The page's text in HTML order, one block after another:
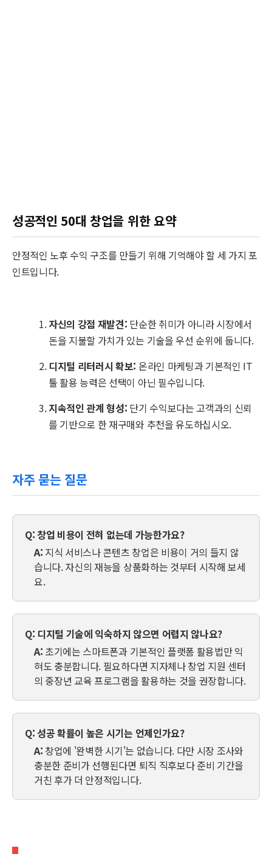
성공적인 50대 창업을 위한 요약
안정적인 노후 수익 구조를 만들기 위해 기억해야 할 세 가지 포
인트입니다.
자신의 강점 재발견: 단순한 취미가 아니라 시장에서
돈을 지불할 가치가 있는 기술을 우선 순위에 둡니다.
디지털 리터러시 확보: 온라인 마케팅과 기본적인 IT
툴 활용 능력은 선택이 아닌 필수입니다.
지속적인 관계 형성: 단기 수익보다는 고객과의 신뢰
를 기반으로 한 재구매와 추천을 유도하십시오.
자주 묻는 질문
Q: 창업 비용이 전혀 없는데 가능한가요?
A: 지식 서비스나 콘텐츠 창업은 비용이 거의 들지 않
습니다. 자신의 재능을 상품화하는 것부터 시작해 보세
요.
Q: 디지털 기술에 익숙하지 않으면 어렵지 않나요?
A: 초기에는 스마트폰과 기본적인 플랫폼 활용법만 익
혀도 충분합니다. 필요하다면 지자체나 창업 지원 센터
의 중장년 교육 프로그램을 활용하는 것을 권장합니다.
Q: 성공 확률이 높은 시기는 언제인가요?
A: 창업에 '완벽한 시기'는 없습니다. 다만 시장 조사와
충분한 준비가 선행된다면 퇴직 직후보다 준비 기간을
거친 후가 더 안정적입니다.